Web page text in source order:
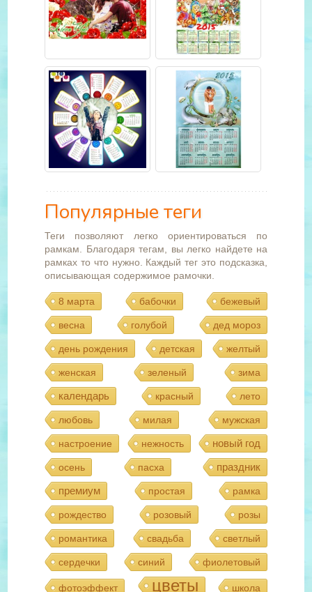
Популярные теги
Теги позволяют легко ориентироваться по
рамкам. Благодаря тегам, вы легко найдете на
рамках то что нужно. Каждый тег это подсказка,
описывающая содержимое рамочки.
8 марта бабочки бежевый
весна голубой дед мороз
день рождения детская желтый
женская зеленый зима
календарь красный лето
любовь милая мужская
настроение нежность новый год
осень пасха
праздник
премиум
простая рамка
рождество розовый розы
романтика свадьба светлый
сердечки синий фиолетовый
фотоэффект цветы школа